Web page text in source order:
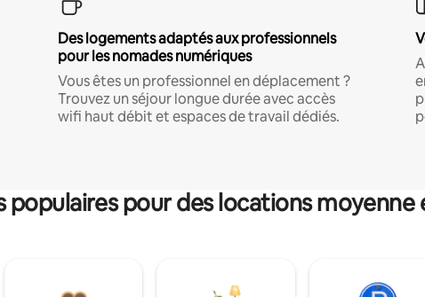
Des logements adaptés aux professionnels
pour les nomades numériques
Vous êtes un professionnel en déplacement ?
Trouvez un séjour longue durée avec accès
wifi haut débit et espaces de travail dédiés.
populaires pour des locations